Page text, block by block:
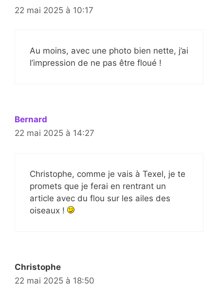
22 mai 2025 à 10:17
Au moins, avec une photo bien nette, j’ai
l’impression de ne pas être floué !
Bernard
22 mai 2025 à 14:27
Christophe, comme je vais à Texel, je te
promets que je ferai en rentrant un
article avec du flou sur les ailes des
oiseaux !
Christophe
22 mai 2025 à 18:50